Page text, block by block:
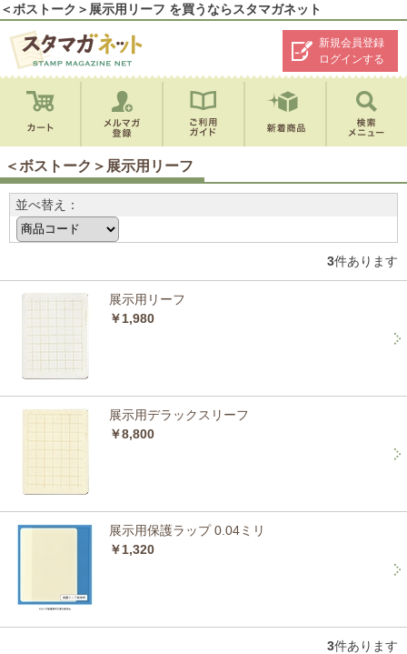
＜ボストーク＞展示用リーフ を買うならスタマガネット
新規会員登録
ログインする
＜ボストーク＞展示用リーフ
並べ替え：
3件あります
展示用リーフ
￥1,980
展示用デラックスリーフ
￥8,800
展示用保護ラップ 0.04ミリ
￥1,320
3件あります